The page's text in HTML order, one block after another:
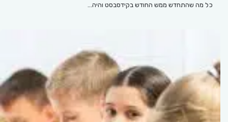
כל מה שהתחדש ממש החודש בקידסבסט והיה…